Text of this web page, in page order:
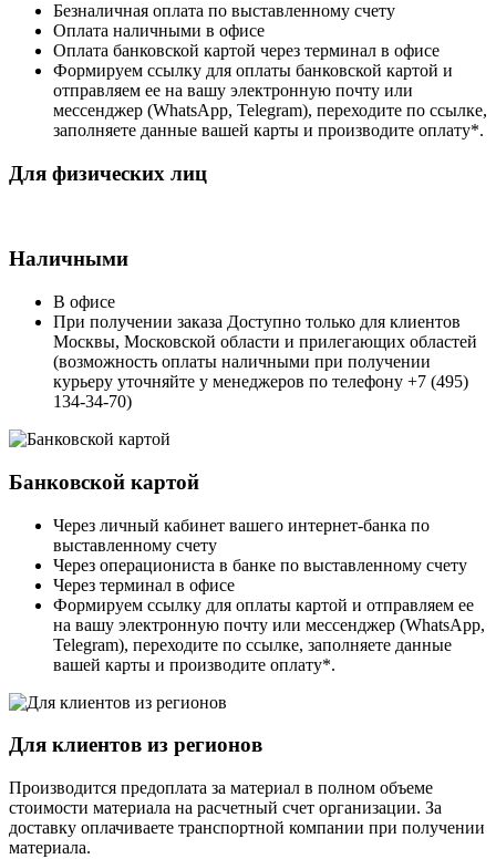
Безналичная оплата по выставленному счету
Оплата наличными в офисе
Оплата банковской картой через терминал в офисе
Формируем ссылку для оплаты банковской картой и
отправляем ее на вашу электронную почту или
мессенджер (WhatsApp, Telegram), переходите по ссылке,
заполняете данные вашей карты и производите оплату*.
Для физических лиц
Наличными
В офисе
При получении заказа Доступно только для клиентов
Москвы, Московской области и прилегающих областей
(возможность оплаты наличными при получении
курьеру уточняйте у менеджеров по телефону +7 (495)
134-34-70)
Банковской картой
Через личный кабинет вашего интернет-банка по
выставленному счету
Через операциониста в банке по выставленному счету
Через терминал в офисе
Формируем ссылку для оплаты картой и отправляем ее
на вашу электронную почту или мессенджер (WhatsApp,
Telegram), переходите по ссылке, заполняете данные
вашей карты и производите оплату*.
Для клиентов из регионов
Производится предоплата за материал в полном объеме
стоимости материала на расчетный счет организации. За
доставку оплачиваете транспортной компании при получении
материала.